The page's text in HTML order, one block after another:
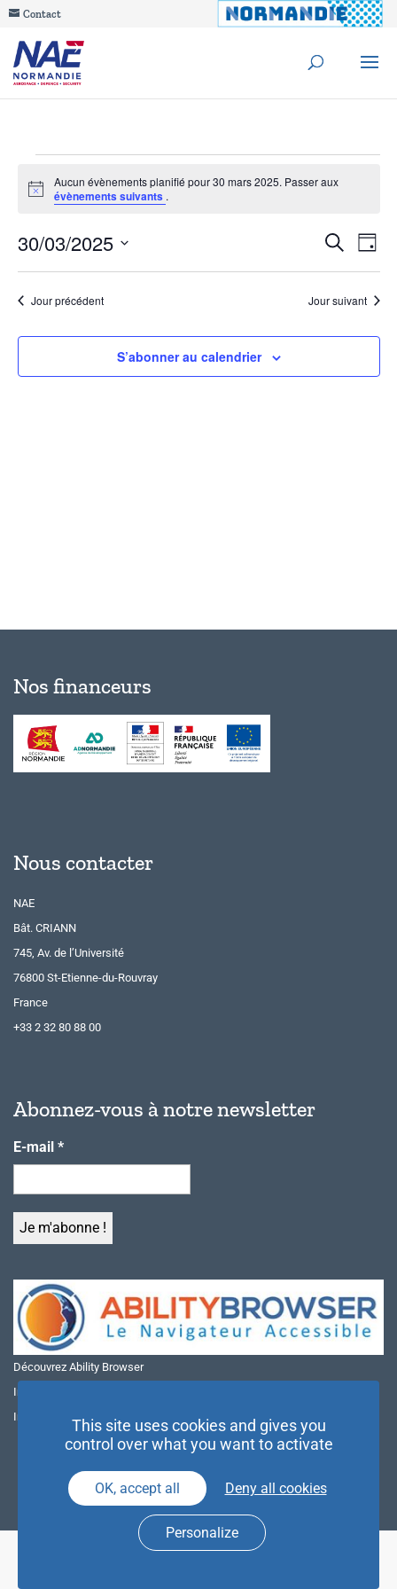
Contact
Évènements
for
30
mars
2025
Notice
Aucun évènements planifié pour 30 mars 2025. Passer aux
évènements suivants .
et
vues
Recherche
de
Jour
30/03/2025
Sélectionnez
uneJour précédent Jour suivant
S’abonner au calendrier
Nos financeurs
Nous contacter
NAE
Bât. CRIANN
745, Av. de l’Université
76800 St-Etienne-du-Rouvray
France
+33 2 32 80 88 00
Abonnez-vous à notre newsletter
E-mail *
Découvrez Ability Browser
Installer Ability Browser sur Windows
Installer Ability Browser sur Mac
This site uses cookies and gives you
control over what you want to activate
OK, accept all Deny all cookies
Personalize